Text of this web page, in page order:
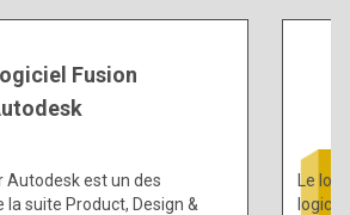
Fusion
Autodesk est un des
la suite Product, Design &
Le